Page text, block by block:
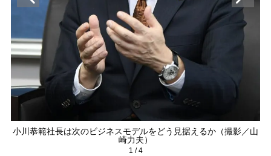
小川恭範社長は次のビジネスモデルをどう見据えるか（撮影／山
崎力夫）
1 /4